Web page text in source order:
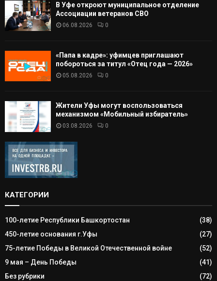
В Уфе откроют муниципальное отделение
Ассоциации ветеранов СВО
06.08.2026 0
«Папа в кадре»: уфимцев приглашают
побороться за титул «Отец года — 2026»
05.08.2026 0
Жители Уфы могут воспользоваться
механизмом «Мобильный избиратель»
03.08.2026 0
КАТЕГОРИИ
100-летие Республики Башкортостан
(38)
450-летие основания г.Уфы
(27)
75-летие Победы в Великой Отечественной войне
(52)
9 мая – День Победы
(41)
Без рубрики
(72)